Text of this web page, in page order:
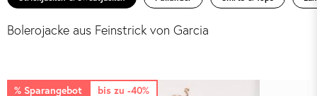
Bolerojacke aus Feinstrick von Garcia
bis zu -40%
% Sparangebot